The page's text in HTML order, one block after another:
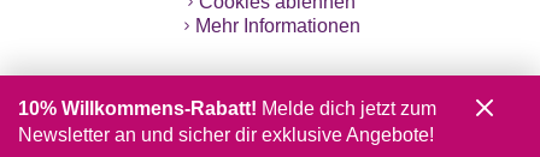
Mehr Informationen
10% Willkommens-Rabatt! Melde dich jetzt zum
Newsletter an und sicher dir exklusive Angebote!